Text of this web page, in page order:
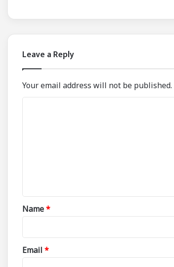
Leave a Reply
Your email address will not be published.
*
Name*
Email *